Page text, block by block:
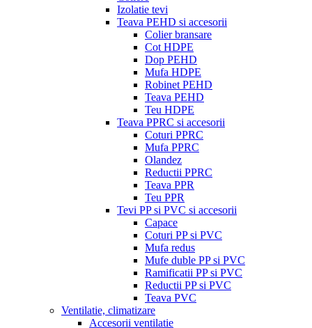
Izolatie tevi
Teava PEHD si accesorii
Colier bransare
Cot HDPE
Dop PEHD
Mufa HDPE
Robinet PEHD
Teava PEHD
Teu HDPE
Teava PPRC si accesorii
Coturi PPRC
Mufa PPRC
Olandez
Reductii PPRC
Teava PPR
Teu PPR
Tevi PP si PVC si accesorii
Capace
Coturi PP si PVC
Mufa redus
Mufe duble PP si PVC
Ramificatii PP si PVC
Reductii PP si PVC
Teava PVC
Ventilatie, climatizare
Accesorii ventilatie